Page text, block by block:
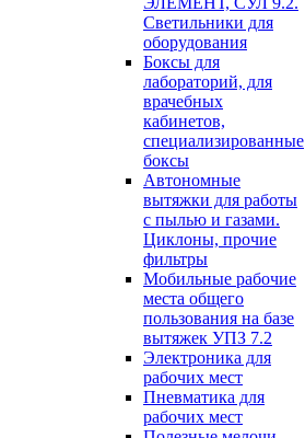
Светильники для
оборудования
Боксы для
лабораторий, для
врачебных
кабинетов,
специализированные
боксы
Автономные
вытяжки для работы
с пылью и газами.
Циклоны, прочие
фильтры
Мобильные рабочие
места общего
пользования на базе
вытяжек УПЗ 7.2
Электроника для
рабочих мест
Пневматика для
рабочих мест